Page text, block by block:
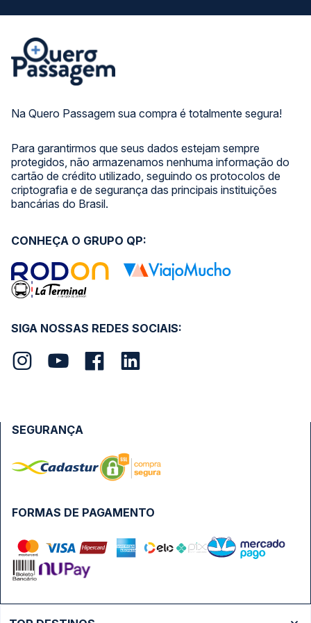
Na Quero Passagem sua compra é totalmente segura!
Para garantirmos que seus dados estejam sempre
protegidos, não armazenamos nenhuma informação do
cartão de crédito utilizado, seguindo os protocolos de
criptografia e de segurança das principais instituições
bancárias do Brasil.
SIGA NOSSAS REDES SOCIAIS:
CONHEÇA O GRUPO QP:
FORMAS DE PAGAMENTO
SEGURANÇA